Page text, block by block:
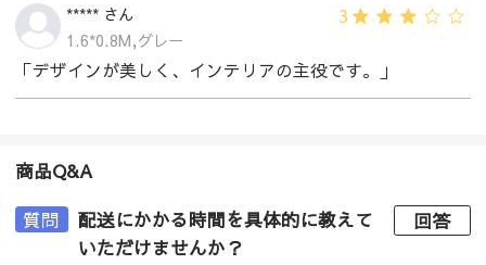
***** さん 3
1.6*0.8M,グレー
「デザインが美しく、インテリアの主役です。」
商品Q&A
質問
配送にかかる時間を具体的に教えて
いただけませんか？
回答